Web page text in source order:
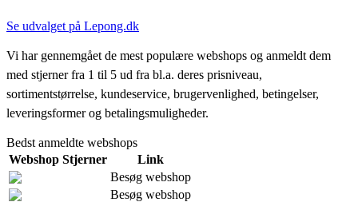
Se udvalget på Lepong.dk
Vi har gennemgået de mest populære webshops og anmeldt dem
med stjerner fra 1 til 5 ud fra bl.a. deres prisniveau,
sortimentstørrelse, kundeservice, brugervenlighed, betingelser,
leveringsformer og betalingsmuligheder.
Bedst anmeldte webshops
Webshop Stjerner
Link
Besøg webshop
Besøg webshop